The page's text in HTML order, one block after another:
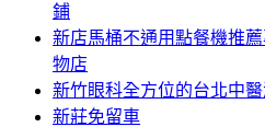
鋪
新店馬桶不通用點餐機推
物店
新竹眼科全方位的台北中
新莊免留車